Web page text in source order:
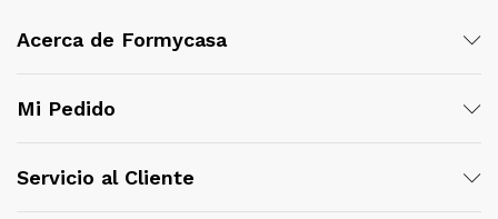
Acerca de Formycasa
Mi Pedido
Servicio al Cliente